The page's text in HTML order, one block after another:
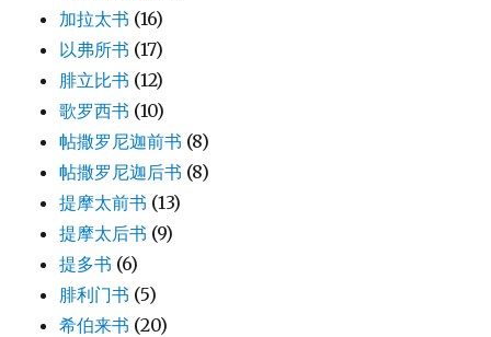
加拉太书 (16)
以弗所书 (17)
腓立比书 (12)
歌罗西书 (10)
帖撒罗尼迦前书 (8)
帖撒罗尼迦后书 (8)
提摩太前书 (13)
提摩太后书 (9)
提多书 (6)
腓利门书 (5)
希伯来书 (20)